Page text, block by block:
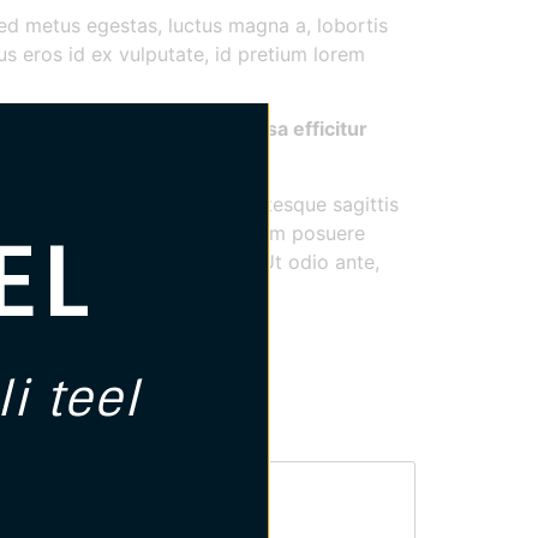
metus egestas, luctus magna a, lobortis
eros id ex vulputate, id pretium lorem
metus phasellus eget massa efficitur
quis lobortis tortor. Pellentesque sagittis
placerat eget. Integer aliquam posuere
ac porttitor tortor placerat. Ut odio ante,
teel